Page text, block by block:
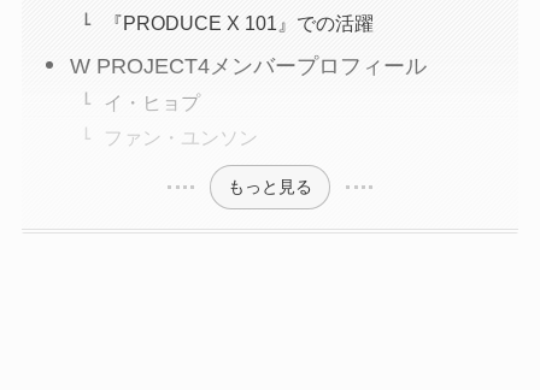
『PRODUCE X 101』での活躍
W PROJECT4メンバープロフィール
イ・ヒョプ
ファン・ユンソン
もっと見る